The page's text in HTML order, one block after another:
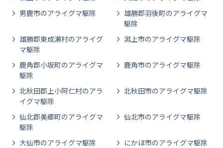
男鹿市のアライグマ駆除
雄勝郡羽後町のアライグマ
駆除
雄勝郡東成瀬村のアライグ
マ駆除
潟上市のアライグマ駆除
鹿角郡小坂町のアライグマ
駆除
鹿角市のアライグマ駆除
北秋田郡上小阿仁村のアラ
イグマ駆除
北秋田市のアライグマ駆除
仙北郡美郷町のアライグマ
駆除
仙北市のアライグマ駆除
大仙市のアライグマ駆除
にかほ市のアライグマ駆除